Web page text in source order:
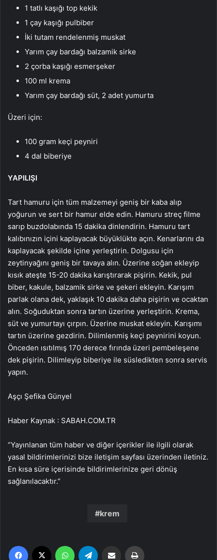
1 tatlı kaşığı top kekik
1 çay kaşığı pulbiber
İki tutam rendelenmiş muskat
Yarım çay bardağı balzamik sirke
2 çorba kaşığı esmerşeker
100 ml krema
Yarım çay bardağı süt, 2 adet yumurta
Üzeri için:
100 gram keçi peyniri
4 dal biberiye
YAPILIŞI
Tart hamuru için tüm malzemeyi geniş bir kaba alıp
yoğurun ve sert bir hamur elde edin. Hamuru streç filme
sarıp buzdolabında 15 dakika dinlendirin. Hamuru tart
kalıbınızın içini kaplayacak büyüklükte açın. Kenarlarını da
kaplayacak şekilde içine yerleştirin. Dolgusu için
zeytinyağını geniş bir tavaya alın. Üzerine soğan ekleyip
kısık ateşte 15-20 dakika karıştırarak pişirin. Kekik, pul
biber, kakule, balzamik sirke ve şekeri ekleyin. Karışım
parlak olana dek, yaklaşık 10 dakika daha pişirin ve ocaktan
alın. Soğuduktan sonra tartın üzerine yerleştirin. Krema,
süt ve yumurtayı çırpın. Üzerine muskat ekleyin. Karışımı
tartın üzerine gezdirin. Dilimlenmiş keçi peynirini koyun.
Önceden ısıtılmış 170 derece fırında üzeri pembeleşene
dek pişirin. Dilimleyip biberiye ile süsledikten sonra servis
yapın.
Aşçı Şefika Günyel
Haber Kaynak : SABAH.COM.TR
“Yayınlanan tüm haber ve diğer içerikler ile ilgili olarak
yasal bildirimlerinizi bize iletişim sayfası üzerinden iletiniz.
En kısa süre içerisinde bildirimlerinize geri dönüş
sağlanılacaktır.”
krem
Facebook WhatsApp Email'den paylaş